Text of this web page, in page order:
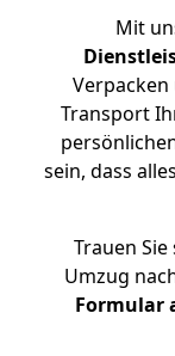
Mit
Transport
sein, dass alles
Trauen
Umzug
Formular